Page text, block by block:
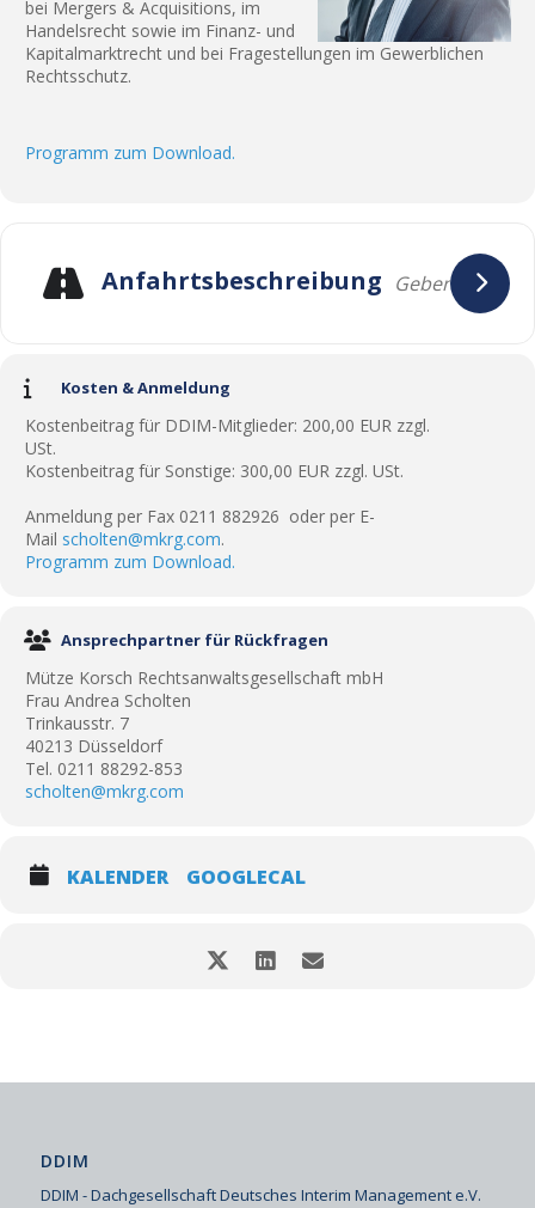
bei Mergers & Acquisitions, im
Handelsrecht sowie im Finanz- und
Kapitalmarktrecht und bei Fragestellungen im Gewerblichen
Rechtsschutz.
Programm zum Download.
Anfahrtsbeschreibung
Kosten & Anmeldung
Kostenbeitrag für DDIM-Mitglieder: 200,00 EUR zzgl.
USt.
Kostenbeitrag für Sonstige: 300,00 EUR zzgl. USt.
Anmeldung per Fax 0211 882926 oder per E-
Mail scholten@mkrg.com.
Programm zum Download.
Ansprechpartner für Rückfragen
Mütze Korsch Rechtsanwaltsgesellschaft mbH
Frau Andrea Scholten
Trinkausstr. 7
40213 Düsseldorf
Tel. 0211 88292-853
scholten@mkrg.com
KALENDER GOOGLECAL
DDIM
DDIM - Dachgesellschaft Deutsches Interim Management e.V.